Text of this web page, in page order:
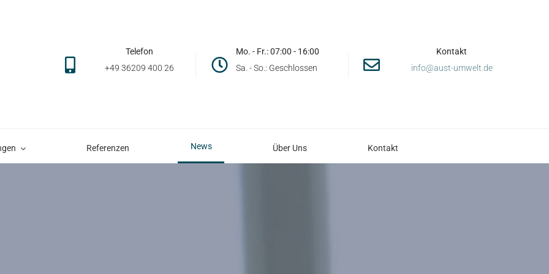
Telefon
+49 36209 400 26
Mo. - Fr.: 07:00 - 16:00
Sa. - So.: Geschlossen
Kontakt
info@aust-umwelt.de
Referenzen News Über Uns Kontakt